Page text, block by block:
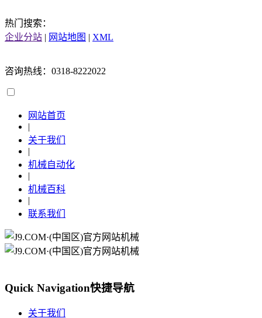
热门搜索：
企业分站 | 网站地图 | XML
咨询热线：0318-8222022
网站首页
|
关于我们
|
机械自动化
|
机械百科
|
联系我们
Quick Navigation快捷导航
关于我们